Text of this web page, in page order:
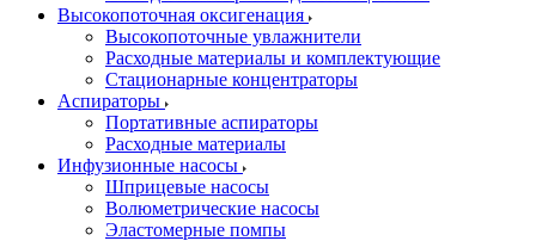
Высокопоточная оксигенация
Высокопоточные увлажнители
Расходные материалы и комплектующие
Стационарные концентраторы
Аспираторы
Портативные аспираторы
Расходные материалы
Инфузионные насосы
Шприцевые насосы
Волюметрические насосы
Эластомерные помпы